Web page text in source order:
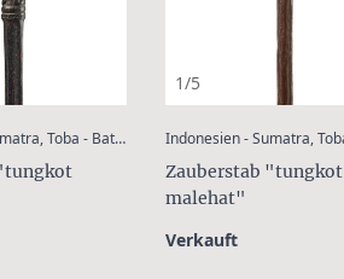
Indonesien - Sumatra, Toba - Batak
1/5
Zauberstab "tungkot
malehat"
Verkauft